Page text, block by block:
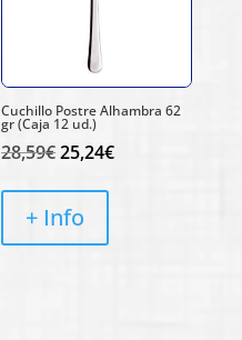
Cuchillo Postre Alhambra 62
gr (Caja 12 ud.)
28,59€El
original
era:
25,24€El
+ Info